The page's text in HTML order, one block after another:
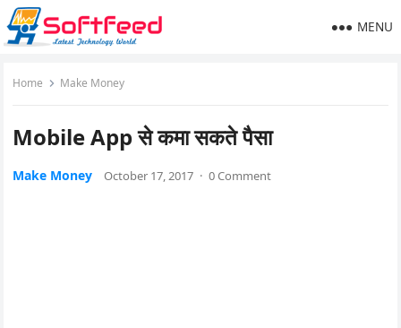
MENU
Home Make Money
Mobile App से कमा सकते पैसा
Make Money October 17, 2017 · 0 Comment